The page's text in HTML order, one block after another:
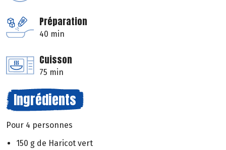
Préparation
40 min
Cuisson
75 min
Ingrédients
Pour 4 personnes
150 g de Haricot vert